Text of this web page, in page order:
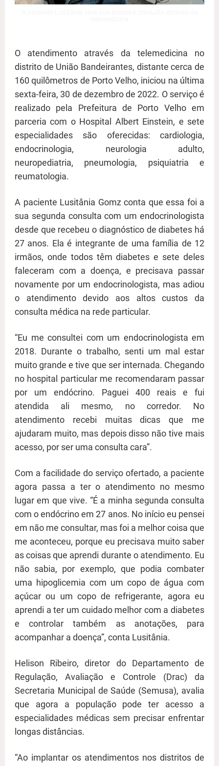
O atendimento através da telemedicina no
distrito de União Bandeirantes, distante cerca de
160 quilômetros de Porto Velho, iniciou na última
sexta-feira, 30 de dezembro de 2022. O serviço é
realizado pela Prefeitura de Porto Velho em
parceria com o Hospital Albert Einstein, e sete
especialidades são oferecidas: cardiologia,
endocrinologia, neurologia adulto,
neuropediatria, pneumologia, psiquiatria e
reumatologia.
A paciente Lusitânia Gomz conta que essa foi a
sua segunda consulta com um endocrinologista
desde que recebeu o diagnóstico de diabetes há
27 anos. Ela é integrante de uma família de 12
irmãos, onde todos têm diabetes e sete deles
faleceram com a doença, e precisava passar
novamente por um endocrinologista, mas adiou
o atendimento devido aos altos custos da
consulta médica na rede particular.
“Eu me consultei com um endocrinologista em
2018. Durante o trabalho, senti um mal estar
muito grande e tive que ser internada. Chegando
no hospital particular me recomendaram passar
por um endócrino. Paguei 400 reais e fui
atendida ali mesmo, no corredor. No
atendimento recebi muitas dicas que me
ajudaram muito, mas depois disso não tive mais
acesso, por ser uma consulta cara”.
Com a facilidade do serviço ofertado, a paciente
agora passa a ter o atendimento no mesmo
lugar em que vive. “É a minha segunda consulta
com o endócrino em 27 anos. No início eu pensei
em não me consultar, mas foi a melhor coisa que
me aconteceu, porque eu precisava muito saber
as coisas que aprendi durante o atendimento. Eu
não sabia, por exemplo, que podia combater
uma hipoglicemia com um copo de água com
açúcar ou um copo de refrigerante, agora eu
aprendi a ter um cuidado melhor com a diabetes
e controlar também as anotações, para
acompanhar a doença”, conta Lusitânia.
Helison Ribeiro, diretor do Departamento de
Regulação, Avaliação e Controle (Drac) da
Secretaria Municipal de Saúde (Semusa), avalia
que agora a população pode ter acesso a
especialidades médicas sem precisar enfrentar
longas distâncias.
“Ao implantar os atendimentos nos distritos de